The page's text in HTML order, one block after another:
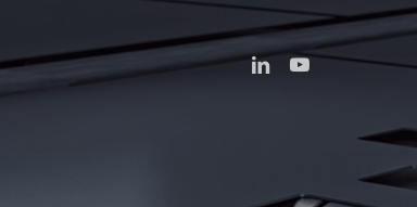
LINKEDINYOUTUBE
Menu